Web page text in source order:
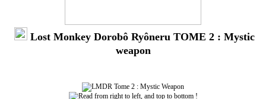
Lost Monkey Dorobô Ryôneru TOME 2 : Mystic
weapon